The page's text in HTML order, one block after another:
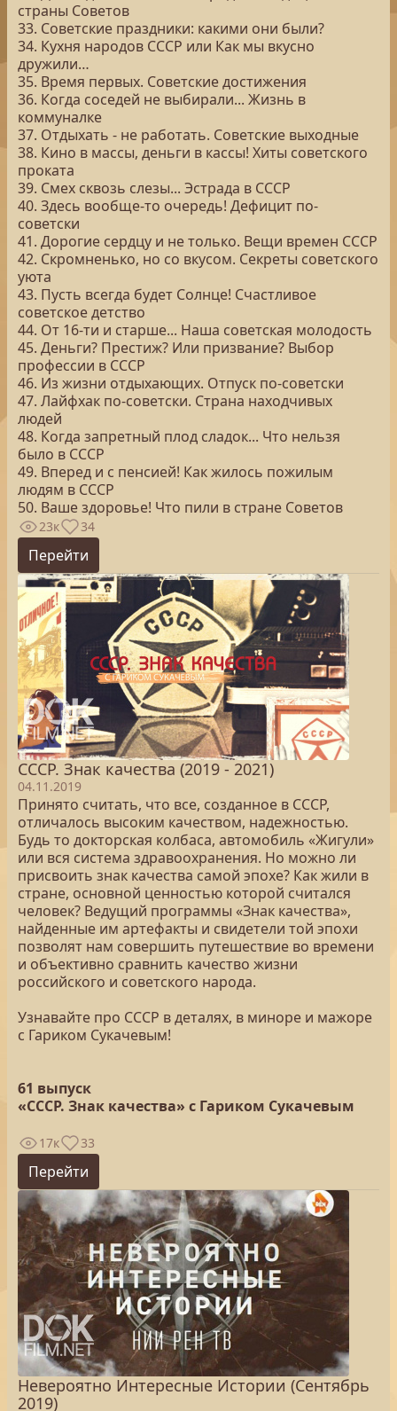
страны Советов
33. Советские праздники: какими они были?
34. Кухня народов СССР или Как мы вкусно
дружили…
35. Время первых. Советские достижения
36. Когда соседей не выбирали... Жизнь в
коммуналке
37. Отдыхать - не работать. Советские выходные
38. Кино в массы, деньги в кассы! Хиты советского
проката
39. Смех сквозь слезы... Эстрада в СССР
40. Здесь вообще-то очередь! Дефицит по-
советски
41. Дорогие сердцу и не только. Вещи времен СССР
42. Скромненько, но со вкусом. Секреты советского
уюта
43. Пусть всегда будет Солнце! Счастливое
советское детство
44. От 16-ти и старше... Наша советская молодость
45. Деньги? Престиж? Или призвание? Выбор
профессии в СССР
46. Из жизни отдыхающих. Отпуск по-советски
47. Лайфхак по-советски. Страна находчивых
людей
48. Когда запретный плод сладок... Что нельзя
было в СССР
49. Вперед и с пенсией! Как жилось пожилым
людям в СССР
50. Ваше здоровье! Что пили в стране Советов
23к 34
Перейти
СССР. Знак качества (2019 - 2021)
04.11.2019
Принято считать, что все, созданное в СССР,
отличалось высоким качеством, надежностью.
Будь то докторская колбаса, автомобиль «Жигули»
или вся система здравоохранения. Но можно ли
присвоить знак качества самой эпохе? Как жили в
стране, основной ценностью которой считался
человек? Ведущий программы «Знак качества»,
найденные им артефакты и свидетели той эпохи
позволят нам совершить путешествие во времени
и объективно сравнить качество жизни
российского и советского народа.
Узнавайте про СССР в деталях, в миноре и мажоре
с Гариком Сукачевым!
61 выпуск
«СССР. Знак качества» с Гариком Сукачевым
17к 33
Перейти
Невероятно Интересные Истории (Сентябрь
2019)